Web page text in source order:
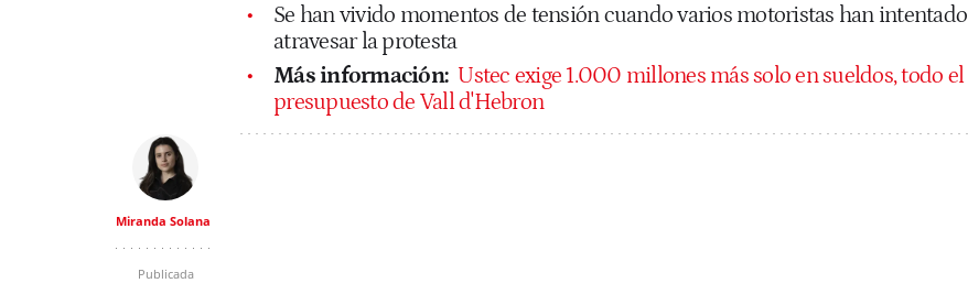
Se han vivido momentos de tensión cuando varios motoristas han intentado
atravesar la protesta
Más información: Ustec exige 1.000 millones más solo en sueldos, todo el
presupuesto de Vall d'Hebron
Miranda Solana
Publicada